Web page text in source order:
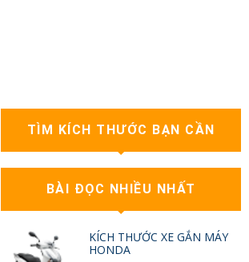
TÌM KÍCH THƯỚC BẠN CẦN
BÀI ĐỌC NHIỀU NHẤT
KÍCH THƯỚC XE GẮN MÁY
HONDA